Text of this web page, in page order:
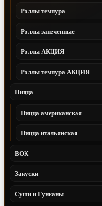
Роллы темпура
Роллы запеченные
Роллы АКЦИЯ
Роллы темпура АКЦИЯ
Пицца
Пицца американская
Пицца итальянская
ВОК
Закуски
Суши и Гунканы